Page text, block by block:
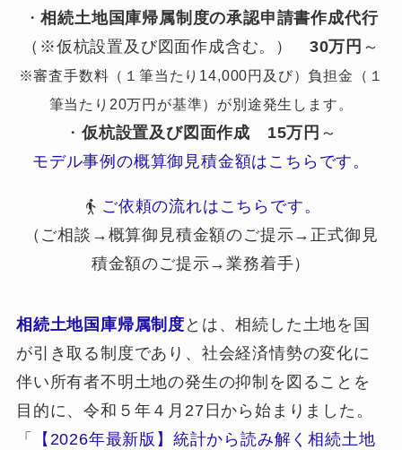
・相続土地国庫帰属制度の承認申請書作成代行
（※仮杭設置及び図面作成含む。） 30万円 ～
※審査手数料（１筆当たり14,000円及び）負担金（１
筆当たり20万円が基準）が別途発生します。
・ 仮杭設置及び図面作成 15万円 ～
モデル事例の概算御見積金額はこちらです。
ご依頼の流れはこちらです。
（ご相談→概算御見積金額のご提示→正式御見
積金額のご提示→業務着手）
相続土地国庫帰属制度 とは、相続した土地を国
が引き取る制度であり、社会経済情勢の変化に
伴い所有者不明土地の発生の抑制を図ることを
目的に、令和５年４月27日から始まりました。
「
【2026年最新版】統計から読み解く相続土地